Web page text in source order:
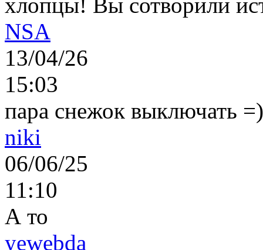
NSA
13/04/26
15:03
пара снежок выключать
niki
06/06/25
11:10
А то
yewebda